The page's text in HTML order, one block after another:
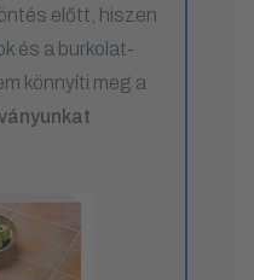
előtt, hiszen
és a burkolat-
könnyíti meg a